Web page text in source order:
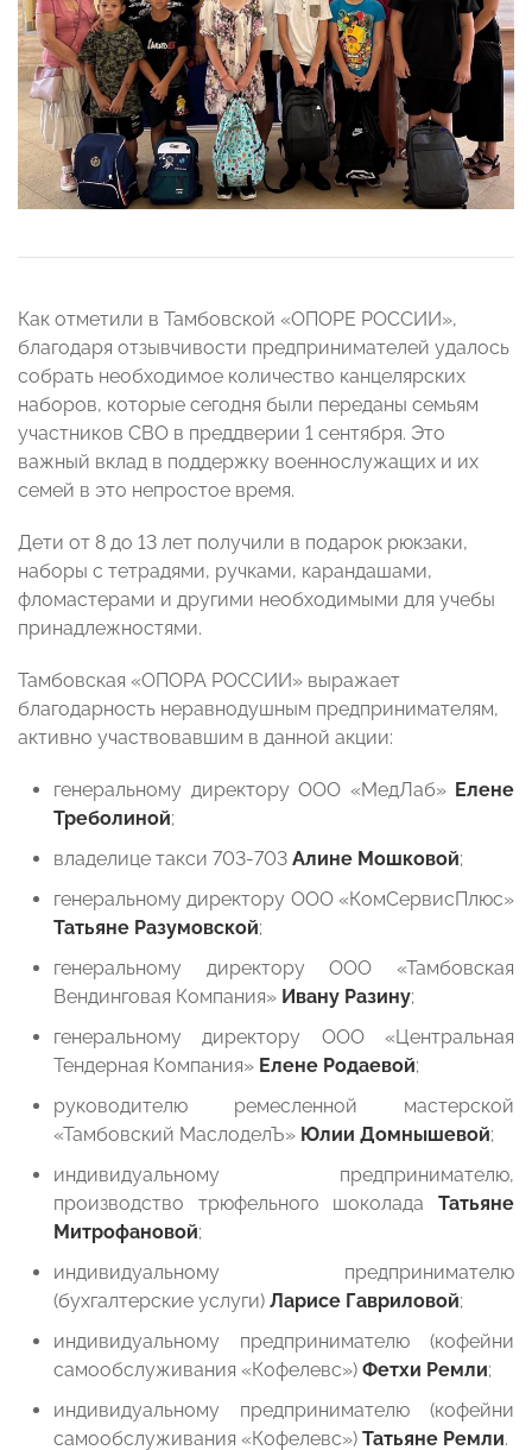
Как отметили в Тамбовской «ОПОРЕ РОССИИ»,
благодаря отзывчивости предпринимателей удалось
собрать необходимое количество канцелярских
наборов, которые сегодня были переданы семьям
участников СВО в преддверии 1 сентября. Это
важный вклад в поддержку военнослужащих и их
семей в это непростое время.
Дети от 8 до 13 лет получили в подарок рюкзаки,
наборы с тетрадями, ручками, карандашами,
фломастерами и другими необходимыми для учебы
принадлежностями.
Тамбовская «ОПОРА РОССИИ» выражает
благодарность неравнодушным предпринимателям,
активно участвовавшим в данной акции:
генеральному директору ООО «МедЛаб» Елене
Треболиной;
владелице такси 703-703 Алине Мошковой;
генеральному директору ООО «КомСервисПлюс»
Татьяне Разумовской;
генеральному директору ООО «Тамбовская
Вендинговая Компания» Ивану Разину;
генеральному директору ООО «Центральная
Тендерная Компания» Елене Родаевой;
руководителю ремесленной мастерской
«Тамбовский МаслоделЪ» Юлии Домнышевой;
индивидуальному предпринимателю,
производство трюфельного шоколада Татьяне
Митрофановой;
индивидуальному предпринимателю
(бухгалтерские услуги) Ларисе Гавриловой;
индивидуальному предпринимателю (кофейни
самообслуживания «Кофелевс») Фетхи Ремли;
индивидуальному предпринимателю (кофейни
самообслуживания «Кофелевс») Татьяне Ремли.